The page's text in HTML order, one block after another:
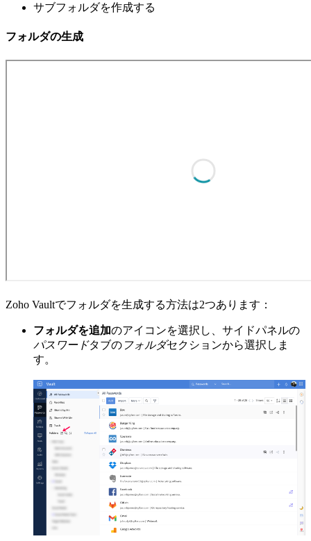
サブフォルダを作成する
フォルダの生成
Zoho Vaultでフォルダを生成する方法は2つあります：
フォルダを追加のアイコンを選択し、サイドパネルの
パスワードタブの フォルダセクションから選択しま
す。